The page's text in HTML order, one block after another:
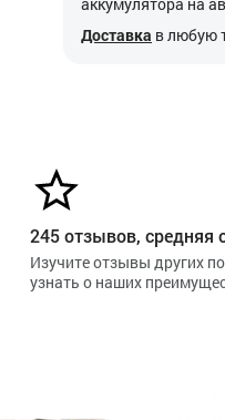
Доставка в любую
245 отзывов, средняя
Изучите отзывы других
узнать о наших